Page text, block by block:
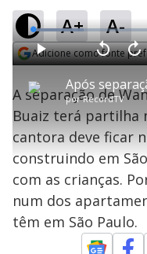
A+ A-
Adicione como fonte
porRecordTV
P V
t
a
r
0
e
g
n
d
s
A
n
ç
a
1
s
u
n
d
o
L
o
a
d
e
0
.
6
8
A separação de
Buaiz terá partilha
cantora deve ficar
construindo em
com as crianças.
num dos
têm em São Paulo.